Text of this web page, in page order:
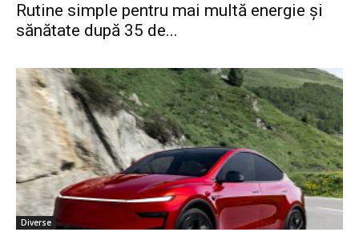
Rutine simple pentru mai multă energie și
sănătate după 35 de...
Diverse